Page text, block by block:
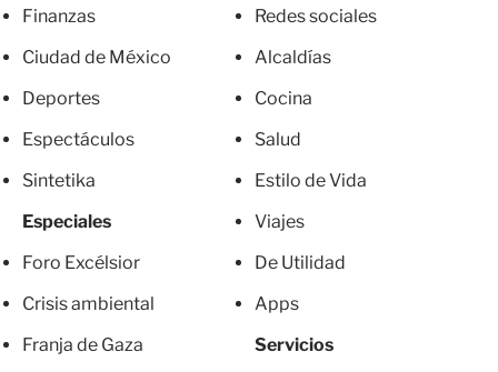
Finanzas
Ciudad de México
Deportes
Espectáculos
Sintetika
Especiales
Foro Excélsior
Crisis ambiental
Franja de Gaza
Redes sociales
Alcaldías
Cocina
Salud
Estilo de Vida
Viajes
De Utilidad
Apps
Servicios